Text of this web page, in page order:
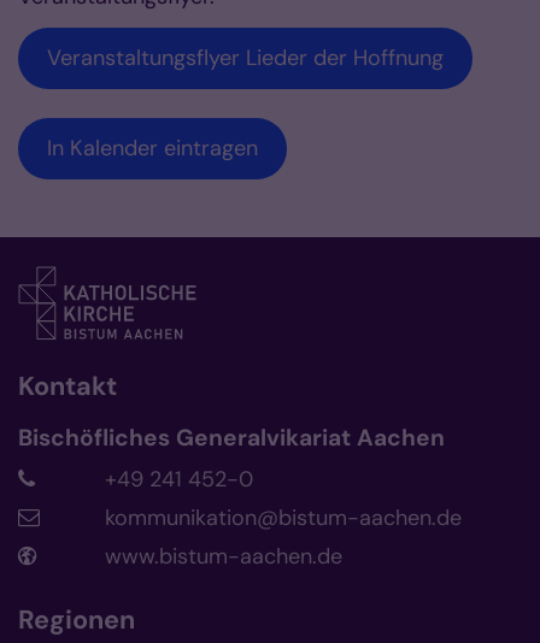
Veranstaltungsflyer Lieder der Hoffnung
In Kalender eintragen
Kontakt
Bischöfliches Generalvikariat Aachen
+49 241 452-0
kommunikation@bistum-aachen.de
www.bistum-aachen.de
Regionen